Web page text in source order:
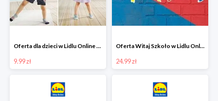
Oferta dla dzieci w Lidlu Online od 9,99 zł
9.99 zł
Oferta Witaj Szkoło w Lidlu Online od 24,99 zł
24.99 zł